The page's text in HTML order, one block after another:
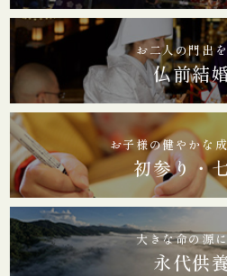
お二人の門出
仏前結
お子様の健やかな
初参り・
大きな命の源
永代供